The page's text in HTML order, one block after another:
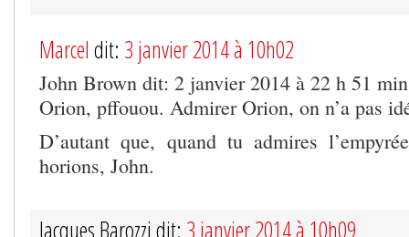
Marcel dit: 3 janvier 2014 à 10h02
John Brown dit: 2 janvier 2014 à 22 h 51 min
Orion, pffouou. Admirer Orion, on n’a pas
D’autant que, quand tu admires
horions, John.
Jacques Barozzi dit: 3 janvier 2014 à 10h09